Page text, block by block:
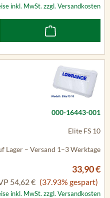
inkl. MwSt. zzgl. Versandkosten
000-16443-001
Elite FS 10
Lager – Versand 1–3 Werktage
33,90 €
54,62 € (37.93% gespart)
inkl. MwSt. zzgl. Versandkosten